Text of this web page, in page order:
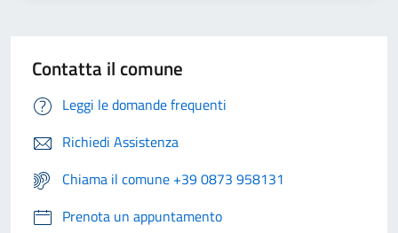
Contatta il comune
Leggi le domande frequenti
Richiedi Assistenza
Chiama il comune +39 0873 958131
Prenota un appuntamento